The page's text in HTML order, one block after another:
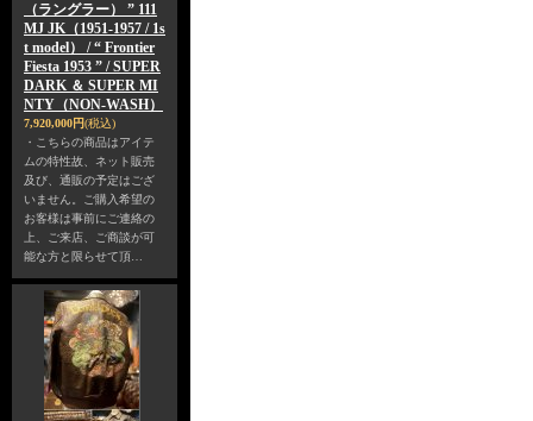
（ラングラー） ” 111
MJ JK（1951-1957 / 1s
t model） / “ Frontier
Fiesta 1953 ” / SUPER
DARK ＆ SUPER MI
NTY（NON-WASH）
7,920,000円(税込)
・こちらの商品はアイテ
ムの特性故、ネット販売
及び、通販の予定はござ
いません。ご購入希望の
お客様は事前にご連絡の
上、ご来店、ご商談が可
能な方と限らせて頂…